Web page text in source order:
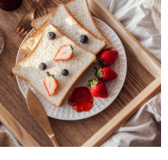
人資訊註冊。若發現惡意使用之情形，
用戶之使用額度並採取法律行動。